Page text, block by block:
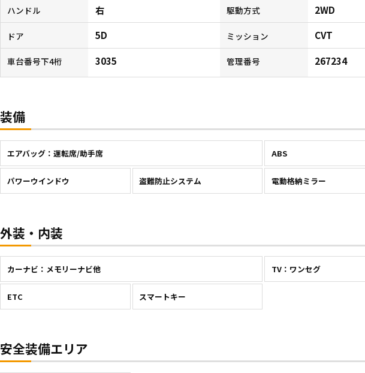
ハンドル 右 駆動方式 2WD
ドア 5D ミッション CVT
車台番号下4桁 3035 管理番号 267234
装備
エアバッグ：運転席/助手席 ABS
パワーウインドウ 盗難防止システム 電動格納ミラー
外装・内装
カーナビ：メモリーナビ他 TV：ワンセグ
ETC スマートキー
安全装備エリア